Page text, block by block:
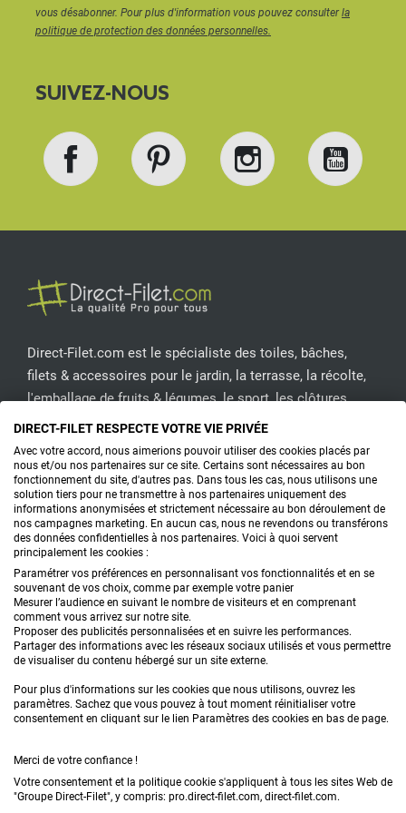
Grâce à notresolution d’ombrage sur mesure
vous désabonner. Pour plus d'information vous pouvez consulterla
politique de protection des données personnelles.
SUIVEZ-NOUS
Direct-Filet.com est le spécialiste des toiles, bâches,
filets & accessoires pour le jardin, la terrasse, la récolte,
l'emballage de fruits & légumes, le sport, les clôtures...
CONTACTEZ-NOUS
PRODUITS
CONSEILS
FAQ
DEMANDE DE DEVIS
Confidentialité & données personnelles
DIRECT-FILET RESPECTE VOTRE VIE PRIVÉE
Avec votre accord, nous aimerions pouvoir utiliser des cookies placés par
nous et/ou nos partenaires sur ce site. Certains sont nécessaires au bon
fonctionnement du site, d'autres pas. Dans tous les cas, nous utilisons une
solution tiers pour ne transmettre à nos partenaires uniquement des
informations anonymisées et strictement nécessaire au bon déroulement de
nos campagnes marketing. En aucun cas, nous ne revendons ou transférons
des données confidentielles à nos partenaires. Voici à quoi servent
principalement les cookies :
Paramétrer vos préférences en personnalisant vos fonctionnalités et en se
souvenant de vos choix, comme par exemple votre panier
Mesurer l’audience en suivant le nombre de visiteurs et en comprenant
comment vous arrivez sur notre site.
Proposer des publicités personnalisées et en suivre les performances.
Partager des informations avec les réseaux sociaux utilisés et vous permettre
de visualiser du contenu hébergé sur un site externe.
Pour plus d'informations sur les cookies que nous utilisons, ouvrez les
paramètres. Sachez que vous pouvez à tout moment réinitialiser votre
consentement en cliquant sur le lien Paramètres des cookies en bas de page.
Merci de votre confiance !
Votre consentement et la politique cookie s'appliquent à tous les sites Web de
"Groupe Direct-Filet", y compris: pro.direct-filet.com, direct-filet.com.